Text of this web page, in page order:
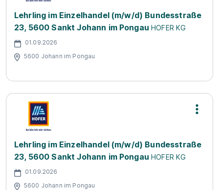
Lehrling im Einzelhandel (m/w/d) Bundesstraße
23, 5600 Sankt Johann im Pongau HOFER KG
01.09.2026
5600 Johann im Pongau
Lehrling im Einzelhandel (m/w/d) Bundesstraße
23, 5600 Sankt Johann im Pongau HOFER KG
01.09.2026
5600 Johann im Pongau